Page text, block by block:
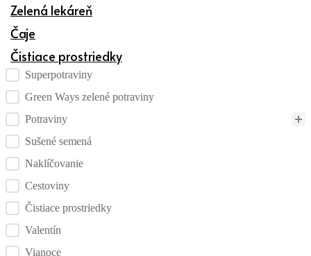
Zelená lekáreň
Čaje
Čistiace prostriedky
Kategórie produktov checklist
Superpotraviny
Green Ways zelené potraviny
Potraviny
Sušené semená
Naklíčovanie
Cestoviny
Čistiace prostriedky
Valentín
Vianoce